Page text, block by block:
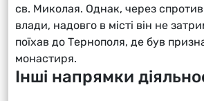
св. Миколая. Однак, через спротив
влади, надовго в місті він не
поїхав до Тернополя, де був
монастиря.
Інші напрямки